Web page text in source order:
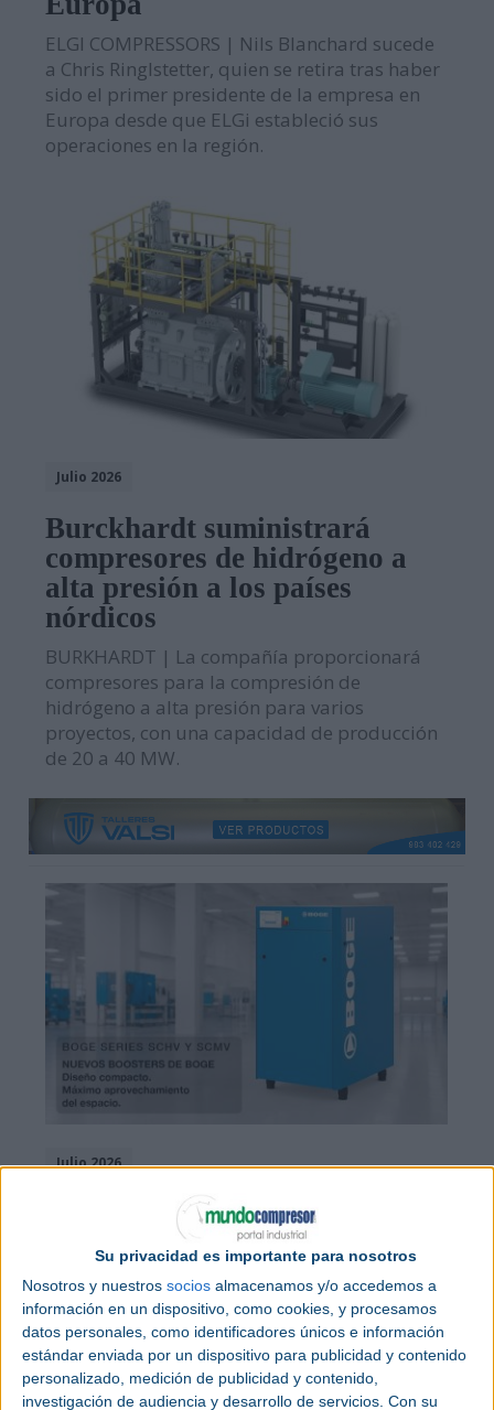
Su privacidad es importante para nosotros
Nosotros y nuestros socios almacenamos y/o accedemos a
información en un dispositivo, como cookies, y procesamos
datos personales, como identificadores únicos e información
estándar enviada por un dispositivo para publicidad y contenido
personalizado, medición de publicidad y contenido,
investigación de audiencia y desarrollo de servicios. Con su
ELGI COMPRESSORS | Nils Blanchard sucede
a Chris Ringlstetter, quien se retira tras haber
sido el primer presidente de la empresa en
Europa desde que ELGi estableció sus
operaciones en la región.
Julio 2026
Burckhardt suministrará
compresores de hidrógeno a
alta presión a los países
nórdicos
BURKHARDT | La compañía proporcionará
compresores para la compresión de
hidrógeno a alta presión para varios
proyectos, con una capacidad de producción
de 20 a 40 MW.
Julio 2026
BOGE presenta la nueva
generación de Boosters SC
BOGE COMPRESORES | Los nuevos Boosters
SCHV y SCMV incorporan un diseño
completamente renovado que reduce el
espacio de instalación y optimiza los costes.